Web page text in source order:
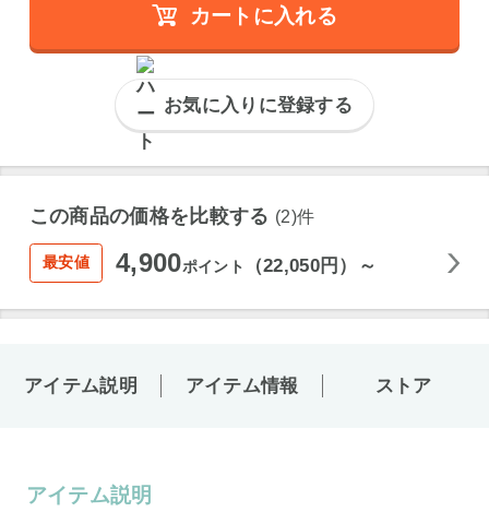
カートに入れる
お気に入りに登録する
この商品の価格を比較する (2)件
最安値 4,900ポイント （22,050円）～
アイテム説明 アイテム情報 ストア
アイテム説明